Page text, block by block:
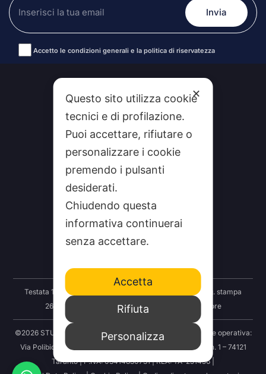
Accetto le condizioni generali e la politica di riservatezza
CHI SIAMO
CONTATTI
FEEDRSS
SEGNALA A STUDIO100
Testata 100 Notizie: Registrazione Tribunale Taranto reg. stampa
2625/2024 del 12.09.2024 Indipendenza S.r.l. Editore
©2026 STUDIO100 – Società Cooperativa 100 Media | Sede operativa:
Via Polibio 89 – 74121 Taranto | Sede legale: Via Abruzzo n. 1 – 74121
Taranto | P.IVA: 03414830731 | REA: TA-251456 |
✕
Questo sito utilizza cookie
tecnici e di profilazione.
Puoi accettare, rifiutare o
personalizzare i cookie
premendo i pulsanti
desiderati.
Chiudendo questa
informativa continuerai
senza accettare.
Accetta
Rifiuta
Personalizza